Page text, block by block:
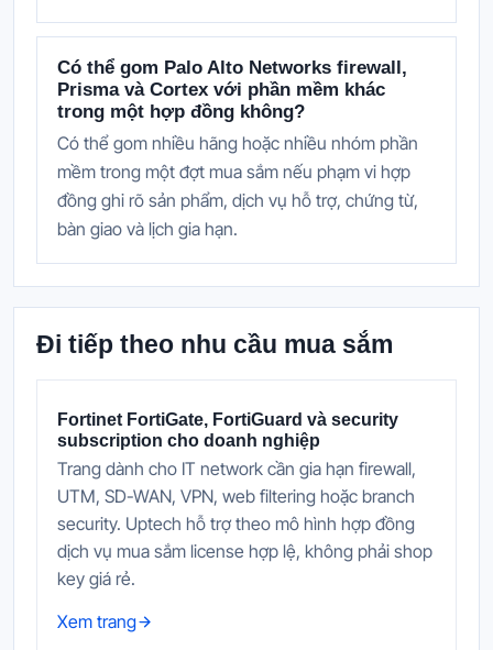
Có thể gom Palo Alto Networks firewall,
Prisma và Cortex với phần mềm khác
trong một hợp đồng không?
Có thể gom nhiều hãng hoặc nhiều nhóm phần
mềm trong một đợt mua sắm nếu phạm vi hợp
đồng ghi rõ sản phẩm, dịch vụ hỗ trợ, chứng từ,
bàn giao và lịch gia hạn.
Đi tiếp theo nhu cầu mua sắm
Fortinet FortiGate, FortiGuard và security
subscription cho doanh nghiệp
Trang dành cho IT network cần gia hạn firewall,
UTM, SD-WAN, VPN, web filtering hoặc branch
security. Uptech hỗ trợ theo mô hình hợp đồng
dịch vụ mua sắm license hợp lệ, không phải shop
key giá rẻ.
Xem trang